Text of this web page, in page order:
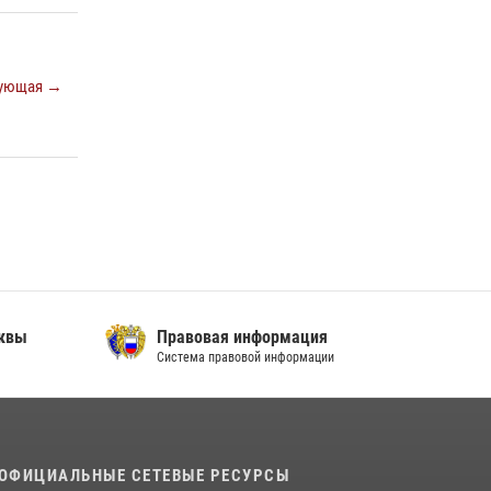
→
Правовая информация
Система правовой информации
СЕТЕВЫЕ РЕСУРСЫ